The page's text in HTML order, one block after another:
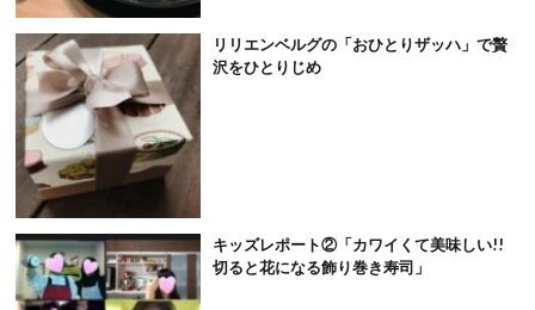
リリエンベルグの「おひとりザッハ」で贅
沢をひとりじめ
キッズレポート②「カワイくて美味しい!!
切ると花になる飾り巻き寿司」